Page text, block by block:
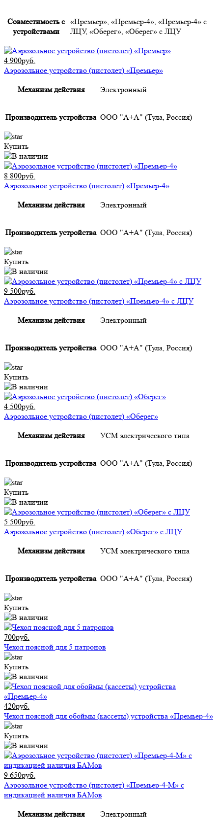
Совместимость с
устройствами
«Премьер», «Премьер-4», «Премьер-4» с
ЛЦУ, «Оберег», «Оберег» с ЛЦУ
4 900руб.
Аэрозольное устройство (пистолет) «Премьер»
Механизм действия Электронный
Производитель устройства ООО "А+А" (Тула, Россия)
Купить
8 800руб.
Аэрозольное устройство (пистолет) «Премьер-4»
Механизм действия Электронный
Производитель устройства ООО "А+А" (Тула, Россия)
Купить
9 500руб.
Аэрозольное устройство (пистолет) «Премьер-4» с ЛЦУ
Механизм действия Электронный
Производитель устройства ООО "А+А" (Тула, Россия)
Купить
4 500руб.
Аэрозольное устройство (пистолет) «Оберег»
Механизм действия УСМ электрического типа
Производитель устройства ООО "А+А" (Тула, Россия)
Купить
5 500руб.
Аэрозольное устройство (пистолет) «Оберег» с ЛЦУ
Механизм действия УСМ электрического типа
Производитель устройства ООО "А+А" (Тула, Россия)
Купить
700руб.
Чехол поясной для 5 патронов
Купить
420руб.
Чехол поясной для обоймы (кассеты) устройства «Премьер-4»
Купить
9 650руб.
Аэрозольное устройство (пистолет) «Премьер-4-М» с
индикацией наличия БАМов
Механизм действия Электронный